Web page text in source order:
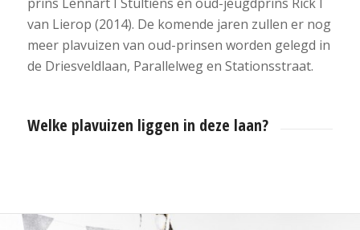
van Lierop (2014). De komende jaren zullen er nog
meer plavuizen van oud-prinsen worden gelegd in
de Driesveldlaan, Parallelweg en Stationsstraat.
Welke plavuizen liggen in deze laan?